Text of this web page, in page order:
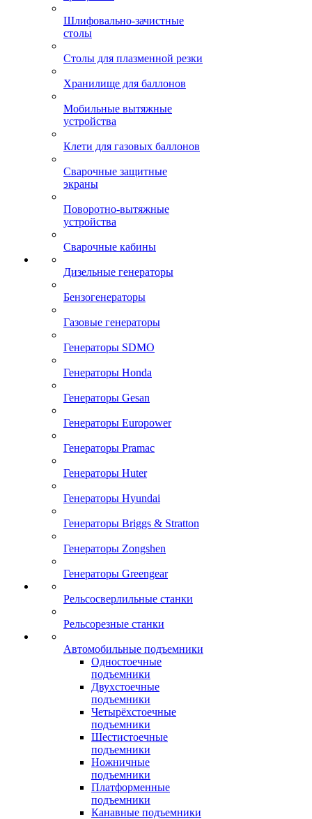
Шлифовально-зачистные
столы
Столы для плазменной резки
Хранилище для баллонов
Мобильные вытяжные
устройства
Клети для газовых баллонов
Сварочные защитные
экраны
Поворотно-вытяжные
устройства
Сварочные кабины
Дизельные генераторы
Бензогенераторы
Газовые генераторы
Генераторы SDMO
Генераторы Honda
Генераторы Gesan
Генераторы Europower
Генераторы Pramac
Генераторы Huter
Генераторы Hyundai
Генераторы Briggs & Stratton
Генераторы Zongshen
Генераторы Greengear
Рельсосверлильные станки
Рельсорезные станки
Автомобильные подъемники
Одностоечные
подъемники
Двухстоечные
подъемники
Четырёхстоечные
подъемники
Шестистоечные
подъемники
Ножничные
подъемники
Платформенные
подъемники
Канавные подъемники